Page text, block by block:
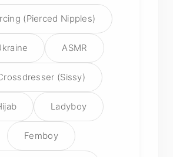
(Pierced Nipples)
ASMR
(Sissy)
Ladyboy
Femboy